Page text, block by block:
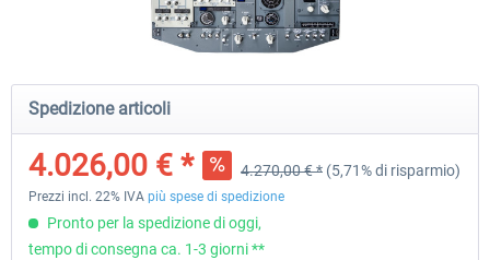
GA
GA1
Spedizione articoli
4.026,00 € * 4.270,00 € * (5,71% di risparmio)
Prezzi incl. 22% IVA più spese di spedizione
Pronto per la spedizione di oggi,
tempo di consegna ca. 1-3 giorni **